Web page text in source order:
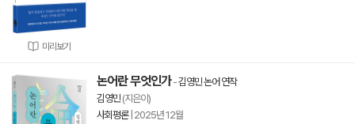
미리보기
논어란 무엇인가-김영민 논어 연작
김영민(지은이)
사회평론| 2025년 12월